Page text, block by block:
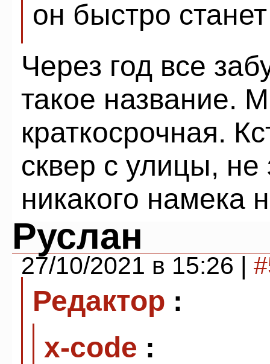
он быстро
Через год все
такое название.
краткосрочная.
сквер с улицы,
никакого намека
Руслан
27/10/2021 в 15:26 |
Редактор :
x-code :